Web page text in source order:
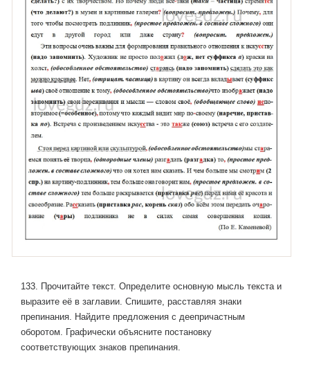
133. Прочитайте текст. Определите основную мысль текста и
выразите её в заглавии. Спишите, расставляя знаки
препинания. Найдите предложения с деепричастным
оборотом. Графически объясните постановку
соответствующих знаков препинания.